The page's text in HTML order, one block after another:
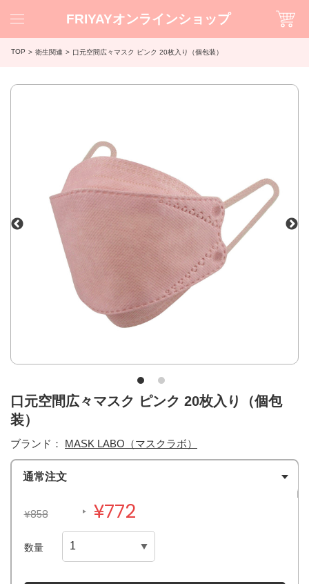
FRIYAYオンラインショップ
TOP 衛生関連 口元空間広々マスク ピンク 20枚入り（個包装）
口元空間広々マスク ピンク 20枚入り（個包
装）
ブランド： MASK LABO（マスクラボ）
通常注文
¥858 ¥772
数量